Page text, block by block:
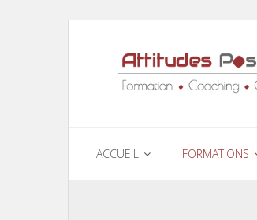
ACCUEIL FORMATIONS